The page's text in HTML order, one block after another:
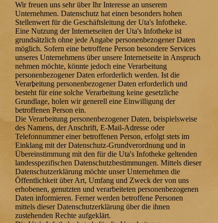
Wir freuen uns sehr über Ihr Interesse an unserem
Unternehmen. Datenschutz hat einen besonders hohen
Stellenwert für die Geschäftsleitung der Uta's Infotheke.
Eine Nutzung der Internetseiten der Uta's Infotheke ist
grundsätzlich ohne jede Angabe personenbezogener Daten
möglich. Sofern eine betroffene Person besondere Services
unseres Unternehmens über unsere Internetseite in Anspruch
nehmen möchte, könnte jedoch eine Verarbeitung
personenbezogener Daten erforderlich werden. Ist die
Verarbeitung personenbezogener Daten erforderlich und
besteht für eine solche Verarbeitung keine gesetzliche
Grundlage, holen wir generell eine Einwilligung der
betroffenen Person ein.
Die Verarbeitung personenbezogener Daten, beispielsweise
des Namens, der Anschrift, E-Mail-Adresse oder
Telefonnummer einer betroffenen Person, erfolgt stets im
Einklang mit der Datenschutz-Grundverordnung und in
Übereinstimmung mit den für die Uta's Infotheke geltenden
landesspezifischen Datenschutzbestimmungen. Mittels dieser
Datenschutzerklärung möchte unser Unternehmen die
Öffentlichkeit über Art, Umfang und Zweck der von uns
erhobenen, genutzten und verarbeiteten personenbezogenen
Daten informieren. Ferner werden betroffene Personen
mittels dieser Datenschutzerklärung über die ihnen
zustehenden Rechte aufgeklärt.